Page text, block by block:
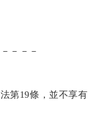
－－－
第19條，並不享有